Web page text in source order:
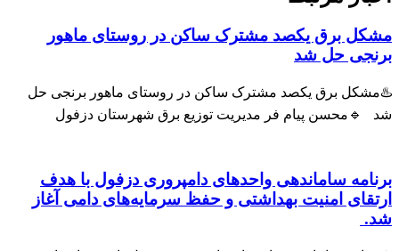
مشکل برق یکصد مشترک ساکن در روستای ماهور
برنجی حل شد
♨️مشکل برق یکصد مشترک ساکن در روستای ماهور برنجی حل
شد 🔹محسن پیام فر مدیریت توزیع برق شهرستان دزفول
برنامه ساماندهی واحدهای دامپروری دزفول با هدف
ارتقای امنیت بهداشتی و حفظ سرمایه‌های دامی آغاز
شد.